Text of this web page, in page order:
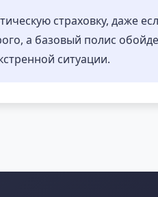
страховку, даже
а базовый полис
ситуации.